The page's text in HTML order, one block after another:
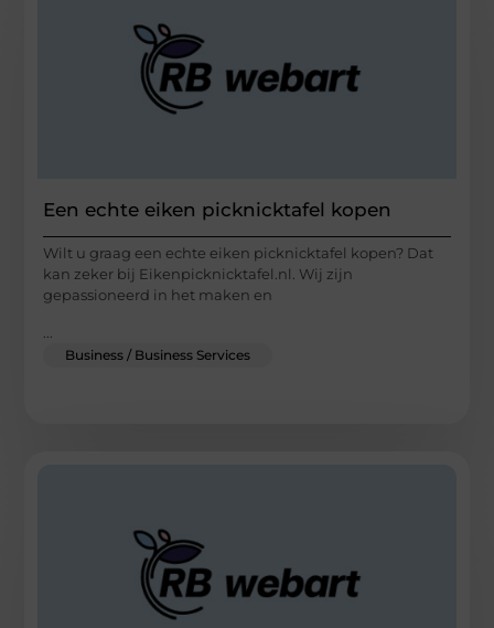
Een echte eiken picknicktafel kopen
Wilt u graag een echte eiken picknicktafel kopen? Dat
kan zeker bij Eikenpicknicktafel.nl. Wij zijn
gepassioneerd in het maken en
Business / Business Services